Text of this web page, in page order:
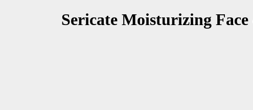
Sericate Moisturizing Face